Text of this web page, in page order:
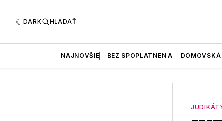
DARK HĽADAŤ
NAJNOVŠIE BEZ SPOPLATNENIA